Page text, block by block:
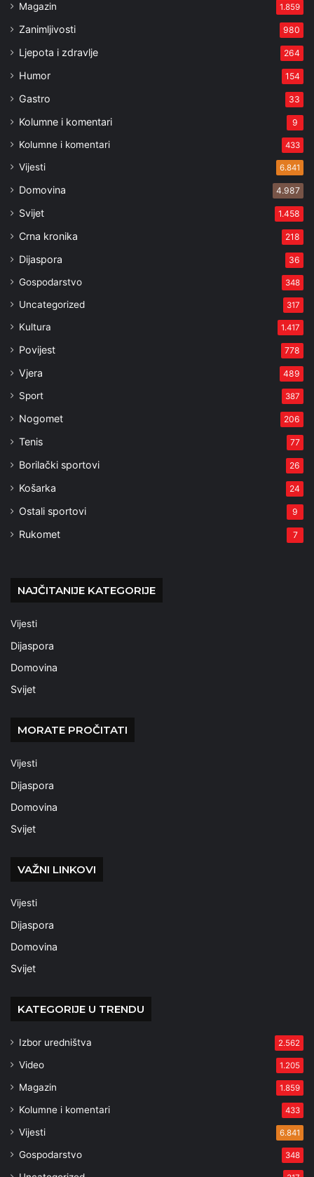
Magazin 1.859
Zanimljivosti 980
Ljepota i zdravlje 264
Humor 154
Gastro 33
Kolumne i komentari 9
Kolumne i komentari 433
Vijesti 6.841
Domovina 4.987
Svijet 1.458
Crna kronika 218
Dijaspora 36
Gospodarstvo 348
Uncategorized 317
Kultura 1.417
Povijest 778
Vjera 489
Sport 387
Nogomet 206
Tenis 77
Borilački sportovi 26
Košarka 24
Ostali sportovi 9
Rukomet 7
NAJČITANIJE KATEGORIJE
Vijesti
Dijaspora
Domovina
Svijet
MORATE PROČITATI
Vijesti
Dijaspora
Domovina
Svijet
VAŽNI LINKOVI
Vijesti
Dijaspora
Domovina
Svijet
KATEGORIJE U TRENDU
Izbor uredništva 2.562
Video 1.205
Magazin 1.859
Kolumne i komentari 433
Vijesti 6.841
Gospodarstvo 348